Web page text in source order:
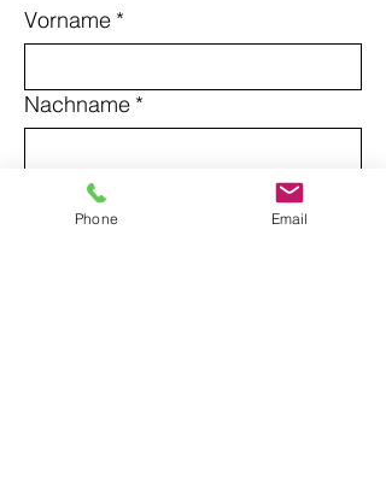
Vorname *
Nachname *
*
Phone Email